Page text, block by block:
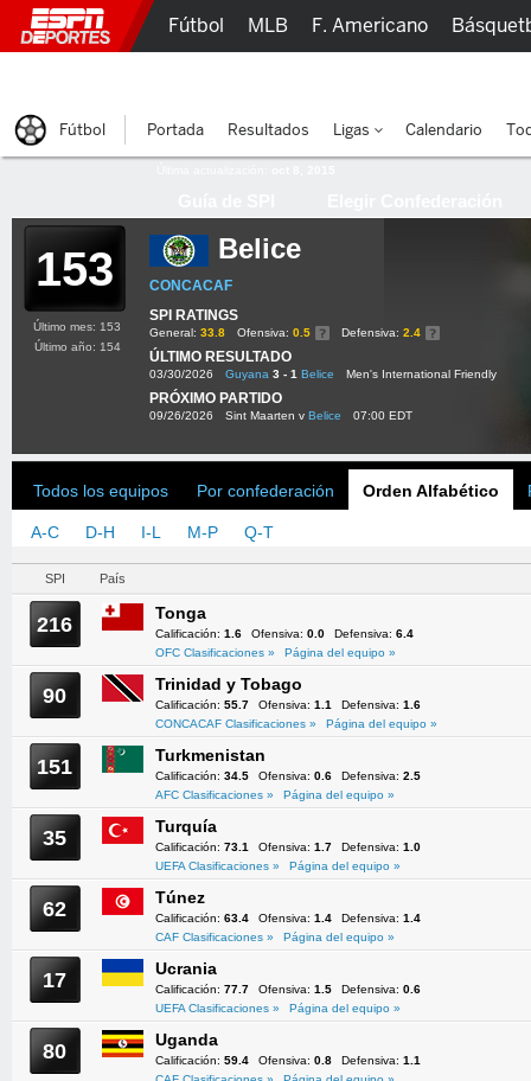
153 Belice
CONCACAF
SPI RATINGS
General: 33.8 Ofensiva: 0.5 Defensiva: 2.4
ÚLTIMO RESULTADO
03/30/2026 Guyana 3 - 1 Belice Men's International Friendly
PRÓXIMO PARTIDO
09/26/2026 Sint Maarten v Belice 07:00 EDT
Último mes: 153
Último año: 154
Todos los equipos Por confederación Orden Alfabético
A-C D-H I-L M-P Q-T
SPI País
216 Tonga
Calificación: 1.6 Ofensiva: 0.0 Defensiva: 6.4
OFC Clasificaciones »
Página del equipo »
90 Trinidad y Tobago
Calificación: 55.7 Ofensiva: 1.1 Defensiva: 1.6
CONCACAF Clasificaciones »
Página del equipo »
151 Turkmenistan
Calificación: 34.5 Ofensiva: 0.6 Defensiva: 2.5
AFC Clasificaciones »
Página del equipo »
35 Turquía
Calificación: 73.1 Ofensiva: 1.7 Defensiva: 1.0
UEFA Clasificaciones »
Página del equipo »
62 Túnez
Calificación: 63.4 Ofensiva: 1.4 Defensiva: 1.4
CAF Clasificaciones »
Página del equipo »
17 Ucrania
Calificación: 77.7 Ofensiva: 1.5 Defensiva: 0.6
UEFA Clasificaciones »
Página del equipo »
80 Uganda
Calificación: 59.4 Ofensiva: 0.8 Defensiva: 1.1
Fútbol MLB F. Americano
Fútbol Portada Resultados Ligas Calendario